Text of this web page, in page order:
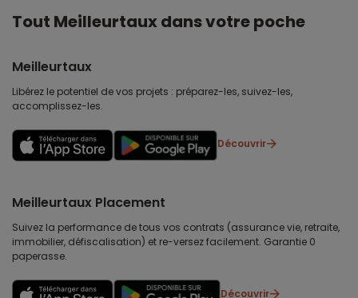
Tout Meilleurtaux dans votre poche
Meilleurtaux
Libérez le potentiel de vos projets : préparez-les, suivez-les,
accomplissez-les.
Découvrir
Meilleurtaux Placement
Suivez la performance de tous vos contrats (assurance vie, retraite,
immobilier, défiscalisation) et re-versez facilement. Garantie 0
paperasse.
Découvrir